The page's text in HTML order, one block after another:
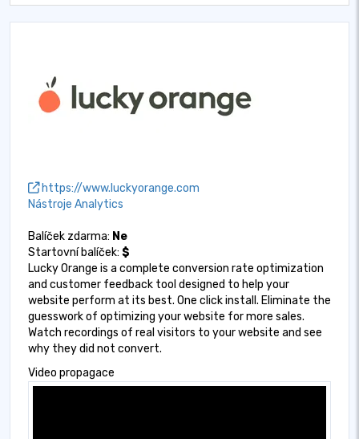
https://www.luckyorange.com
Nástroje Analytics
Balíček zdarma: Ne
Startovní balíček: $
Lucky Orange is a complete conversion rate optimization
and customer feedback tool designed to help your
website perform at its best. One click install. Eliminate the
guesswork of optimizing your website for more sales.
Watch recordings of real visitors to your website and see
why they did not convert.
Video propagace